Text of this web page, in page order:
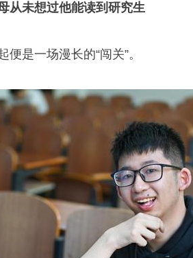
从未想过他能读到研究生
是一场漫长的“闯关”。